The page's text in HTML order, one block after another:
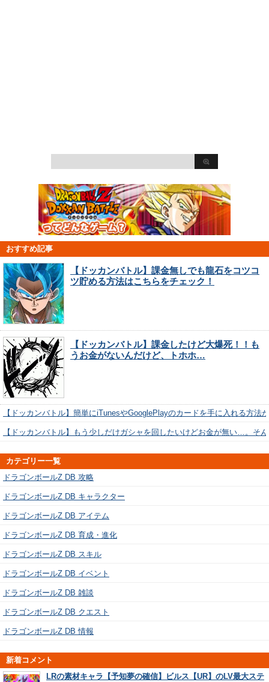
おすすめ記事
【ドッカンバトル】課金無しでも龍石をコツコ
ツ貯める方法はこちらをチェック！
【ドッカンバトル】課金したけど大爆死！！も
うお金がないんだけど、トホホ…
【ドッカンバトル】簡単にiTunesやGooglePlayのカードを手に入れる方法
【ドッカンバトル】もう少しだけガシャを回したいけどお金が無い…。そ
カテゴリー一覧
ドラゴンボールZ DB 攻略
ドラゴンボールZ DB キャラクター
ドラゴンボールZ DB アイテム
ドラゴンボールZ DB 育成・進化
ドラゴンボールZ DB スキル
ドラゴンボールZ DB イベント
ドラゴンボールZ DB 雑談
ドラゴンボールZ DB クエスト
ドラゴンボールZ DB 情報
新着コメント
LRの素材キャラ【予知夢の確信】ビルス【UR】のLV最大ステ